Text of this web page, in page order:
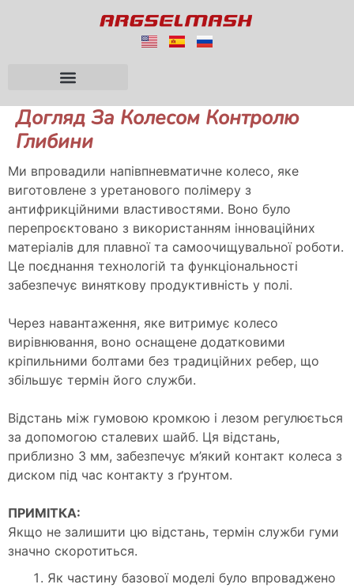
Догляд За Колесом Контролю
Глибини
Ми впровадили напівпневматичне колесо, яке
виготовлене з уретанового полімеру з
антифрикційними властивостями. Воно було
перепроєктовано з використанням інноваційних
матеріалів для плавної та самоочищувальної роботи.
Це поєднання технологій та функціональності
забезпечує виняткову продуктивність у полі.
Через навантаження, яке витримує колесо
вирівнювання, воно оснащене додатковими
кріпильними болтами без традиційних ребер, що
збільшує термін його служби.
Відстань між гумовою кромкою і лезом регулюється
за допомогою сталевих шайб. Ця відстань,
приблизно 3 мм, забезпечує м’який контакт колеса з
диском під час контакту з ґрунтом.
ПРИМІТКА:
Якщо не залишити цю відстань, термін служби гуми
значно скоротиться.
Як частину базової моделі було впроваджено